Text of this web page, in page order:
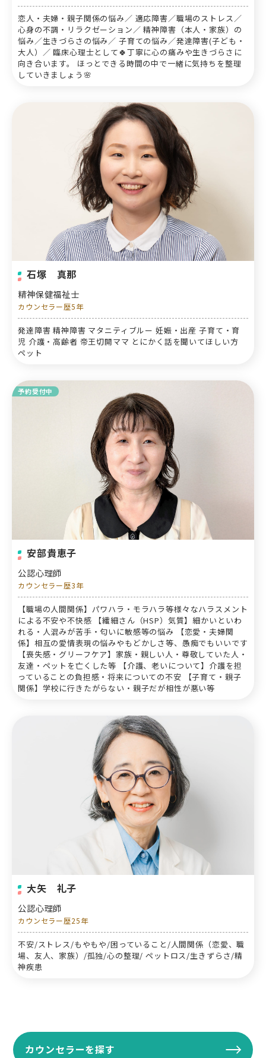
恋人・夫婦・親子関係の悩み／ 適応障害／職場のストレス／
心身の不調・リラクゼーション／ 精神障害（本人・家族）の
悩み／生きづらさの悩み／ 子育ての悩み／発達障害(子ども・
大人）／ 臨床心理士として🍀丁寧に心の痛みや生きづらさに
向き合います。 ほっとできる時間の中で一緒に気持ちを整理
していきましょう🌸
石塚 真那
精神保健福祉士
カウンセラー歴5年
発達障害 精神障害 マタニティブルー 妊娠・出産 子育て・育
児 介護・高齢者 帝王切開ママ とにかく話を聞いてほしい方
ペット
予約受付中
安部貴恵子
公認心理師
カウンセラー歴3年
【職場の人間関係】パワハラ・モラハラ等様々なハラスメント
による不安や不快感 【繊細さん（HSP）気質】細かいといわ
れる・人混みが苦手・匂いに敏感等の悩み 【恋愛・夫婦関
係】相互の愛情表現の悩みやもどかしさ等、愚痴でもいいです
【喪失感・グリーフケア】家族・親しい人・尊敬していた人・
友達・ペットを亡くした等 【介護、老いについて】介護を担
っていることの負担感・将来についての不安 【子育て・親子
関係】学校に行きたがらない・親子だが相性が悪い等
大矢 礼子
公認心理師
カウンセラー歴25年
不安/ストレス/もやもや/困っていること/人間関係（恋愛、職
場、友人、家族）/孤独/心の整理/ ペットロス/生きずらさ/精
神疾患
カウンセラーを探す